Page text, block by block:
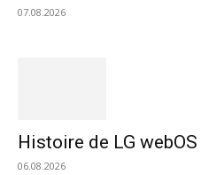
07.08.2026
Histoire de LG
06.08.2026